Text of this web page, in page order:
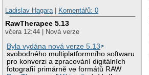
Ladislav Hagara
Komentářů: 0
RawTherapee 5.13
včera 12:44 | Nová verze
Byla vydána nová verze 5.13
svobodného multiplatformního softwaru
pro konverzi a zpracování digitálních
fotografií primárně ve formátů RAW